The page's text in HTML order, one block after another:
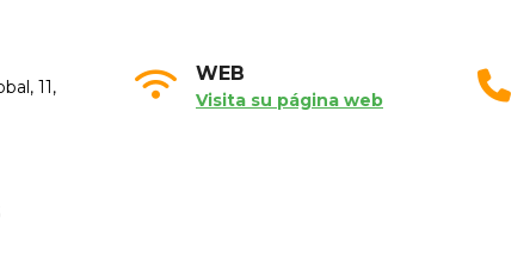
11,
WEB
Visita su página web